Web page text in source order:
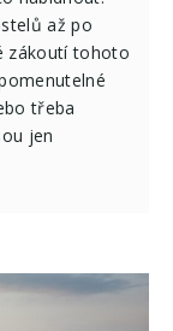
až po
zákoutí tohoto
třeba
jen